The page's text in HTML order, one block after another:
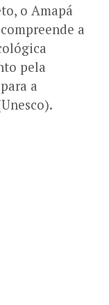
o Amapá
a
pela
a